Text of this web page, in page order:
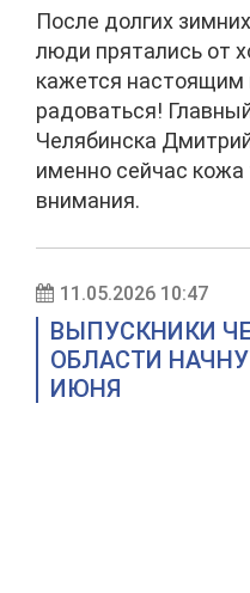
После долгих
люди прятались от
кажется настоящим
радоваться!
Челябинска
именно сейчас кожа
внимания.
11.05.2026 10:47
ВЫПУСКНИКИ
ОБЛАСТИ
ИЮНЯ